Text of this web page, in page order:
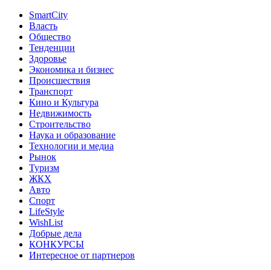
SmartCity
Власть
Общество
Тенденции
Здоровье
Экономика и бизнес
Происшествия
Транспорт
Кино и Культура
Недвижимость
Строительство
Наука и образование
Технологии и медиа
Рынок
Туризм
ЖКХ
Авто
Спорт
LifeStyle
WishList
Добрые дела
КОНКУРСЫ
Интересное от партнеров